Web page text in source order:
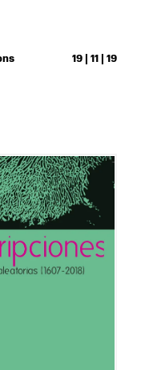
19 | 11 | 19